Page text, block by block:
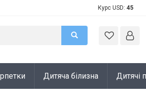
Курс USD: 45
Дитяча білизна Дитячі